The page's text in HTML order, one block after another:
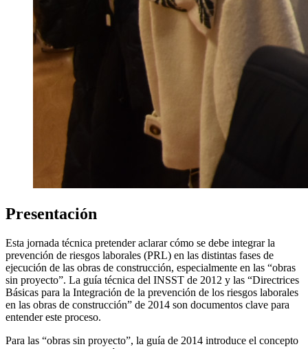
Presentación
Esta jornada técnica pretender aclarar cómo se debe integrar la
prevención de riesgos laborales (PRL) en las distintas fases de
ejecución de las obras de construcción, especialmente en las “obras
sin proyecto”. La guía técnica del INSST de 2012 y las “Directrices
Básicas para la Integración de la prevención de los riesgos laborales
en las obras de construcción” de 2014 son documentos clave para
entender este proceso.
Para las “obras sin proyecto”, la guía de 2014 introduce el concepto